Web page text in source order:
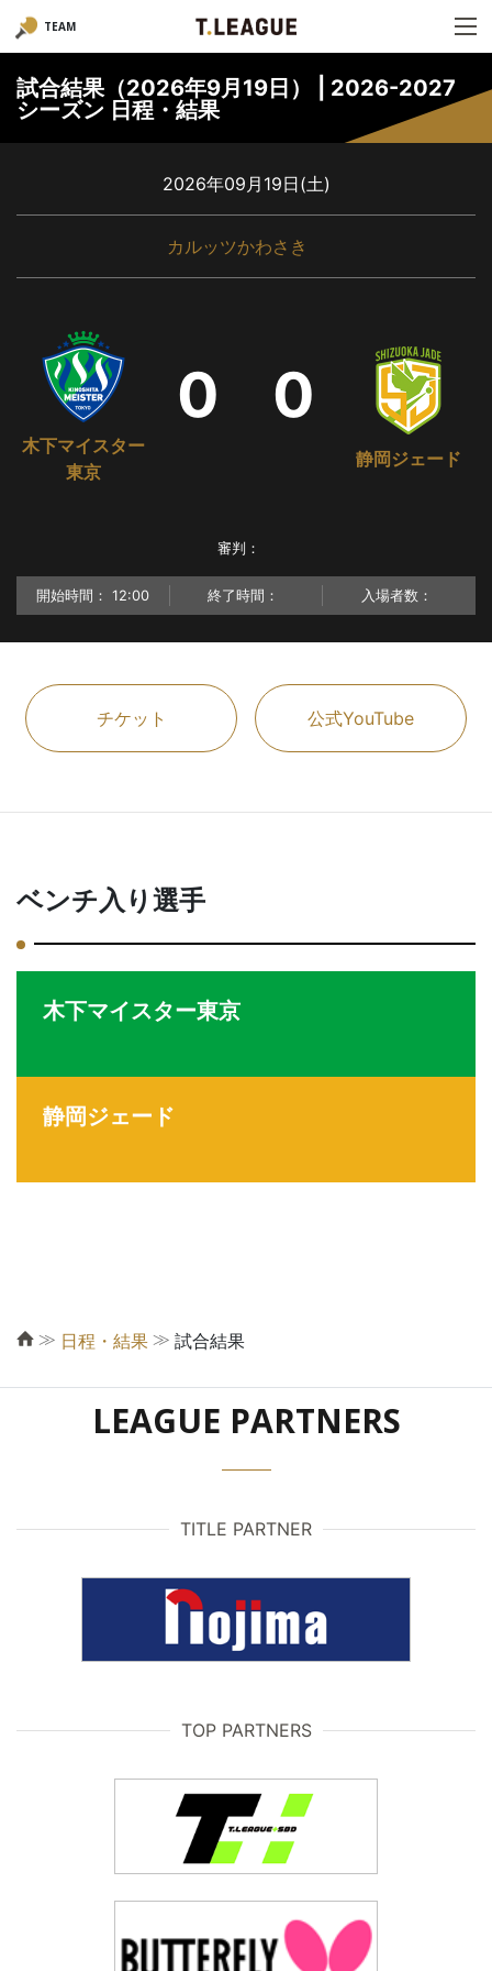
TEAM
試合結果（2026年9月19日） | 2026-2027
シーズン 日程・結果
2026年09月19日(土)
カルッツかわさき
木下マイスター
東京
0
静岡ジェード
0
審判：
開始時間： 12:00 終了時間： 入場者数：
チケット 公式YouTube
ベンチ入り選手
木下マイスター東京
静岡ジェード
≫ 日程・結果 ≫ 試合結果
LEAGUE PARTNERS
TITLE PARTNER
TOP PARTNERS